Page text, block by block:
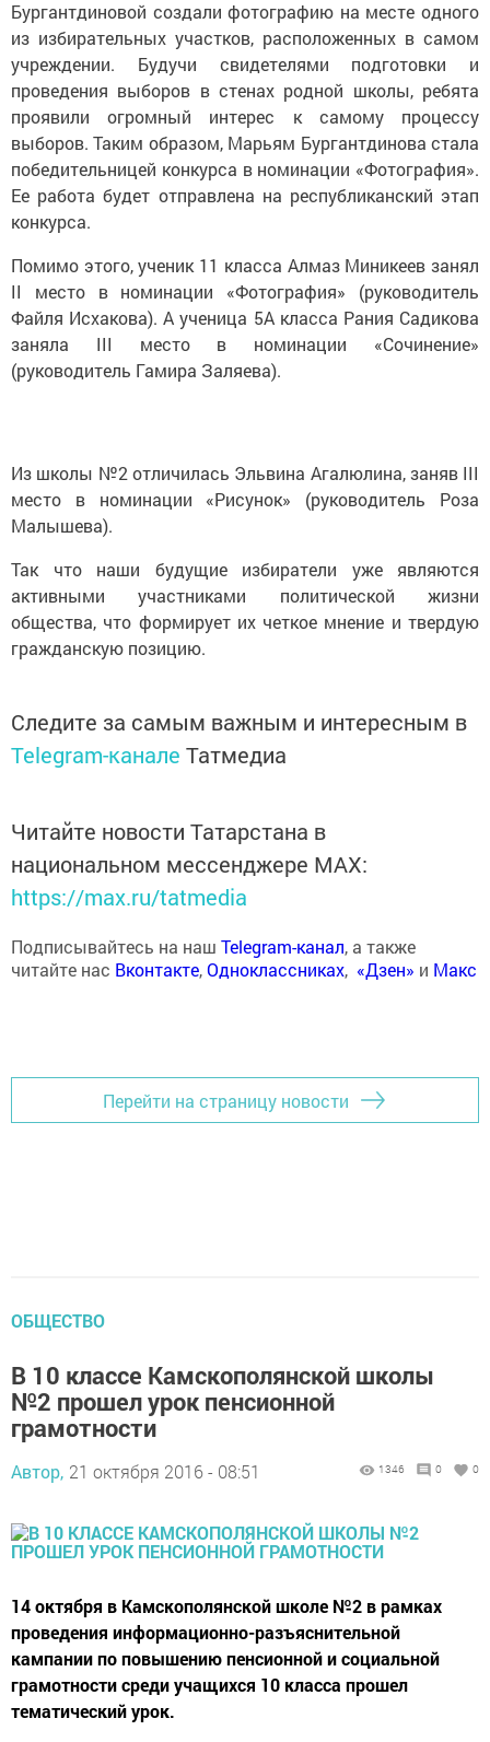
Бургантдиновой создали фотографию на месте одного
из избирательных участков, расположенных в самом
учреждении. Будучи свидетелями подготовки и
проведения выборов в стенах родной школы, ребята
проявили огромный интерес к самому процессу
выборов. Таким образом, Марьям Бургантдинова стала
победительницей конкурса в номинации «Фотография».
Ее работа будет отправлена на республиканский этап
конкурса.
Помимо этого, ученик 11 класса Алмаз Миникеев занял
II место в номинации «Фотография» (руководитель
Файля Исхакова). А ученица 5А класса Рания Садикова
заняла III место в номинации «Сочинение»
(руководитель Гамира Заляева).
Из школы №2 отличилась Эльвина Агалюлина, заняв III
место в номинации «Рисунок» (руководитель Роза
Малышева).
Так что наши будущие избиратели уже являются
активными участниками политической жизни
общества, что формирует их четкое мнение и твердую
гражданскую позицию.
Следите за самым важным и интересным в
Telegram-канале Татмедиа
Читайте новости Татарстана в
национальном мессенджере MАХ:
https://max.ru/tatmedia
Подписывайтесь на наш Telegram-канал, а также
читайте нас Вконтакте,Одноклассниках, «Дзен» и Макс
Перейти на страницу новости
ОБЩЕСТВО
В 10 классе Камскополянской школы
№2 прошел урок пенсионной
грамотности
Автор, 21 октября 2016 - 08:51 1346 0 0
14 октября в Камскополянской школе №2 в рамках
проведения информационно-разъяснительной
кампании по повышению пенсионной и социальной
грамотности среди учащихся 10 класса прошел
тематический урок.